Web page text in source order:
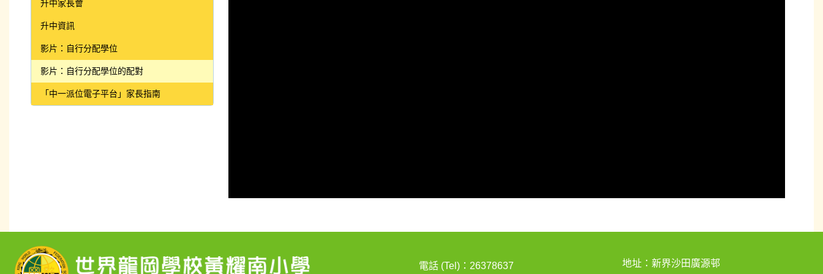
升中家長會
升中資訊
影片：自行分配學位
影片：自行分配學位的配對
「中一派位電子平台」家長指南
電話 (Tel)：26378637
地址：新界沙田廣源邨